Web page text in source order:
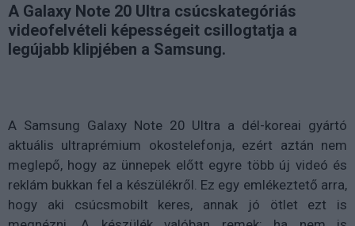
A Galaxy Note 20 Ultra csúcskategóriás
videofelvételi képességeit csillogtatja a
legújabb klipjében a Samsung.
A Samsung Galaxy Note 20 Ultra a dél-koreai gyártó
aktuális ultraprémium okostelefonja, ezért aztán nem
meglepő, hogy az ünnepek előtt egyre több új videó és
reklám bukkan fel a készülékről. Ez egy emlékeztető arra,
hogy aki csúcsmobilt keres, annak jó ötlet ezt is